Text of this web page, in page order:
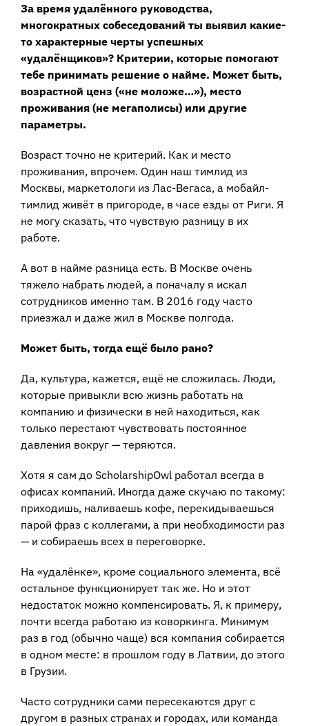
За время удалённого руководства,
многократных собеседований ты выявил какие-
то характерные черты успешных
«удалёнщиков»? Критерии, которые помогают
тебе принимать решение о найме. Может быть,
возрастной ценз («не моложе…»), место
проживания (не мегаполисы) или другие
параметры.
Возраст точно не критерий. Как и место
проживания, впрочем. Один наш тимлид из
Москвы, маркетологи из Лас-Вегаса, а мобайл-
тимлид живёт в пригороде, в часе езды от Риги. Я
не могу сказать, что чувствую разницу в их
работе.
А вот в найме разница есть. В Москве очень
тяжело набрать людей, а поначалу я искал
сотрудников именно там. В 2016 году часто
приезжал и даже жил в Москве полгода.
Может быть, тогда ещё было рано?
Да, культура, кажется, ещё не сложилась. Люди,
которые привыкли всю жизнь работать на
компанию и физически в ней находиться, как
только перестают чувствовать постоянное
давления вокруг — теряются.
Хотя я сам до ScholarshipOwl работал всегда в
офисах компаний. Иногда даже скучаю по такому:
приходишь, наливаешь кофе, перекидываешься
парой фраз с коллегами, а при необходимости раз
— и собираешь всех в переговорке.
На «удалёнке», кроме социального элемента, всё
остальное функционирует так же. Но и этот
недостаток можно компенсировать. Я, к примеру,
почти всегда работаю из коворкинга. Минимум
раз в год (обычно чаще) вся компания собирается
в одном месте: в прошлом году в Латвии, до этого
в Грузии.
Часто сотрудники сами пересекаются друг с
другом в разных странах и городах, или команда